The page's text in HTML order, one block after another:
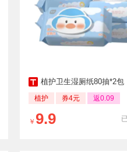
植护卫生湿厕纸80抽*2包
植护 券4元 返0.09
￥ 9.9